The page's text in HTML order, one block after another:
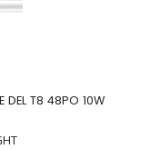
DEL T8 48PO 10W